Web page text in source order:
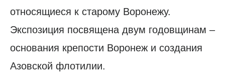
относящиеся к старому Воронежу.
Экспозиция посвящена двум годовщинам –
основания крепости Воронеж и создания
Азовской флотилии.